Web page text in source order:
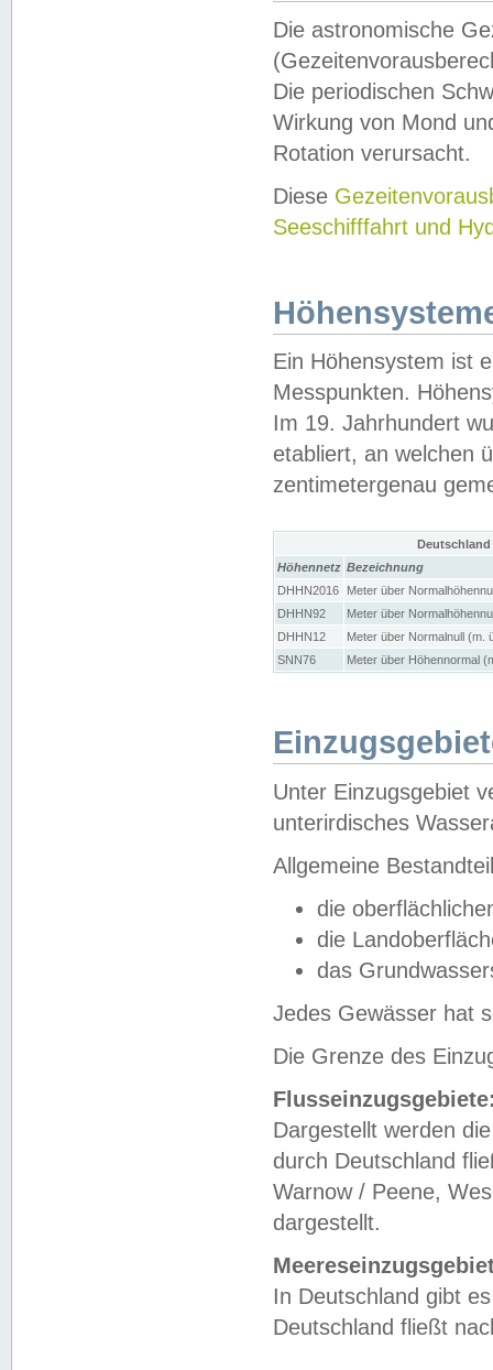
Die astronomische
Die periodischen
Wirkung von Mond
Rotation verursacht.
Diese
Seeschifffahrt und
Ein Höhensystem ist
Messpunkten.
Im 19. Jahrhundert
etabliert, an welchen
zentimetergenau
Höhennetz Bezeichnung
DHHN2016
Meter über
DHHN92
Meter über
DHHN12
Meter über Normalnull (m.
SNN76
Meter über Höhennormal
Unter Einzugsgebiet
unterirdisches
Allgemeine
die
die
das
Jedes Gewässer hat
Die Grenze des
Dargestellt werden
durch Deutschland
Warnow / Peene,
dargestellt.
In Deutschland gibt
Deutschland fließt